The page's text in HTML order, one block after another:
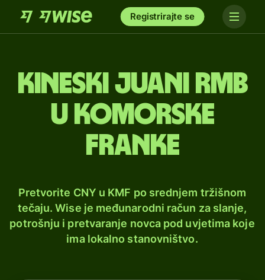
Registrirajte se
Kineski juani rmb
u komorske
franke
Pretvorite CNY u KMF po srednjem tržišnom
tečaju. Wise je međunarodni račun za slanje,
potrošnju i pretvaranje novca pod uvjetima koje
ima lokalno stanovništvo.